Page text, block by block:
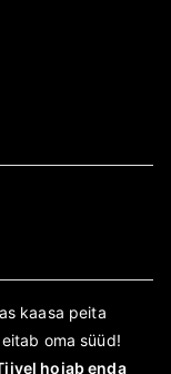
kaasa peita
oma süüd!
hoiab enda